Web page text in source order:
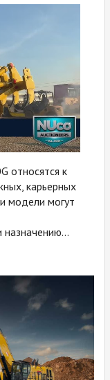
относятся к
карьерных
модели могут
назначению...